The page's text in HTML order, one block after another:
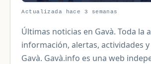
Actualizada hace 3 semanas
Últimas noticias en Gavà. Toda la
información, alertas, actividades
Gavà. Gavà.info es una web